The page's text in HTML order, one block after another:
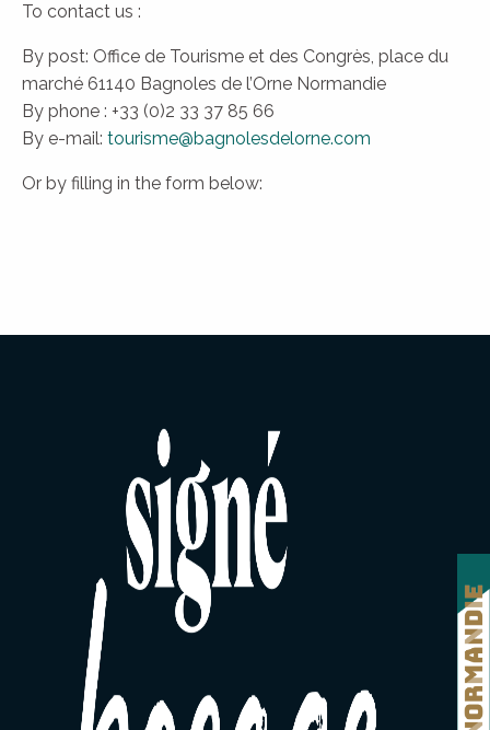
To contact us :
By post: Office de Tourisme et des Congrès, place du
marché 61140 Bagnoles de l’Orne Normandie
By phone : +33 (0)2 33 37 85 66
By e-mail: tourisme@bagnolesdelorne.com
Or by filling in the form below: